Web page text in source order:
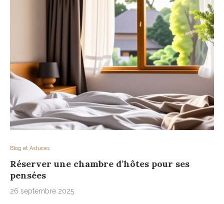
Blog et Astuces
Réserver une chambre d’hôtes pour ses
pensées
26 septembre 2025